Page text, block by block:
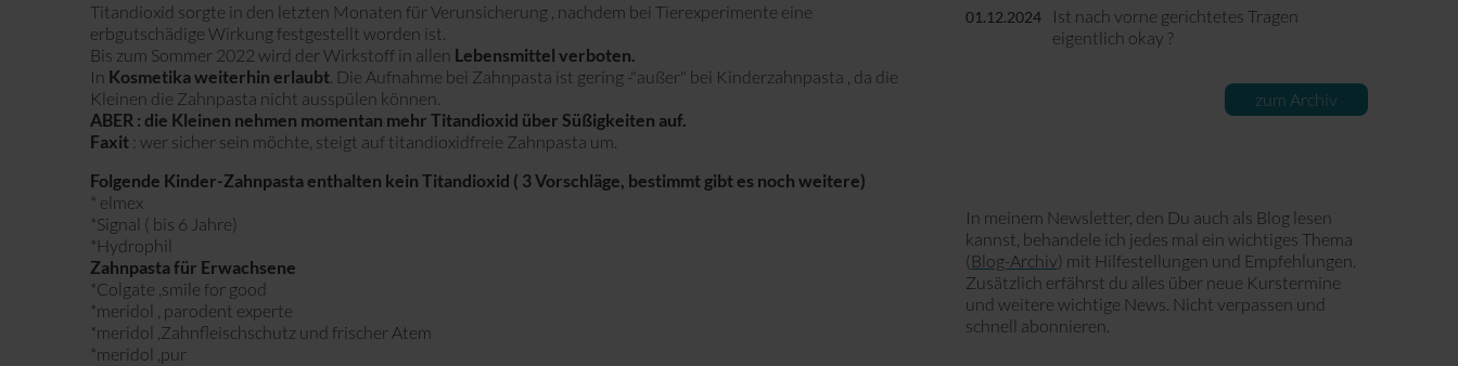
Titandioxid sorgte in den letzten Monaten für Verunsicherung , nachdem bei Tierexperimente eine
erbgutschädige Wirkung festgestellt worden ist.
Bis zum Sommer 2022 wird der Wirkstoff in allen Lebensmittel verboten.
In Kosmetika weiterhin erlaubt . Die Aufnahme bei Zahnpasta ist gering -"außer" bei Kinderzahnpasta , da die
Kleinen die Zahnpasta nicht ausspülen können.
ABER : die Kleinen nehmen momentan mehr Titandioxid über Süßigkeiten auf.
Faxit : wer sicher sein möchte, steigt auf titandioxidfreie Zahnpasta um.
Folgende Kinder-Zahnpasta enthalten kein Titandioxid ( 3 Vorschläge, bestimmt gibt es noch weitere)
* elmex
*Signal ( bis 6 Jahre)
*Hydrophil
Zahnpasta für Erwachsene
*Colgate ,smile for good
*meridol , parodent experte
*meridol ,Zahnfleischschutz und frischer Atem
*meridol ,pur
01.12.2024
Ist nach vorne gerichtetes Tragen
eigentlich okay ?
zum Archiv
In meinem Newsletter, den Du auch als Blog lesen
kannst, behandele ich jedes mal ein wichtiges Thema
(Blog-Archiv) mit Hilfestellungen und Empfehlungen.
Zusätzlich erfährst du alles über neue Kurstermine
und weitere wichtige News. Nicht verpassen und
schnell abonnieren.